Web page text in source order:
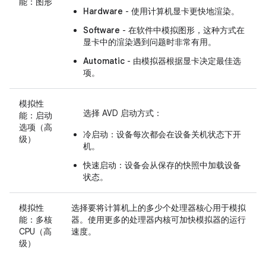
Hardware - 使用计算机显卡更快地渲染。
Software - 在软件中模拟图形，这种方式在
显卡中的渲染遇到问题时非常有用。
Automatic - 由模拟器根据显卡决定最佳选
项。
模拟性
能：启动
选项（高
级）
选择 AVD 启动方式：
冷启动 ：设备每次都会在设备关机状态下开
机。
快速启动 ：设备会从保存的快照中加载设备
状态。
模拟性
能：多核
CPU（高
级）
选择要将计算机上的多少个处理器核心用于模拟
器。使用更多的处理器内核可加快模拟器的运行
速度。